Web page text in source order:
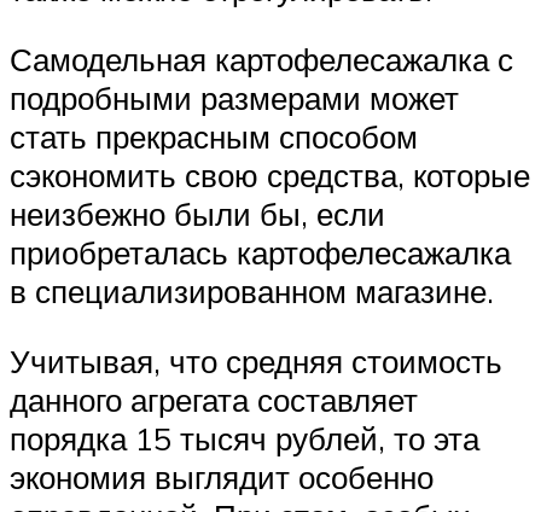
Самодельная картофелесажалка с
подробными размерами может
стать прекрасным способом
сэкономить свою средства, которые
неизбежно были бы, если
приобреталась картофелесажалка
в специализированном магазине.
Учитывая, что средняя стоимость
данного агрегата составляет
порядка 15 тысяч рублей, то эта
экономия выглядит особенно